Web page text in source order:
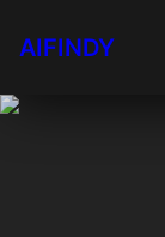
AIFINDY